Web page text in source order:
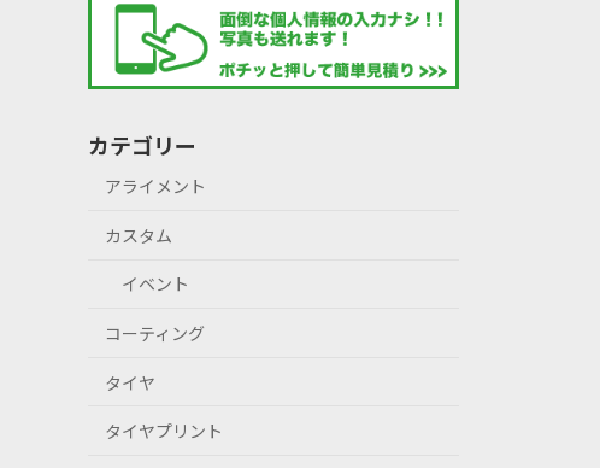
カテゴリー
アライメント
カスタム
イベント
コーティング
タイヤ
タイヤプリント